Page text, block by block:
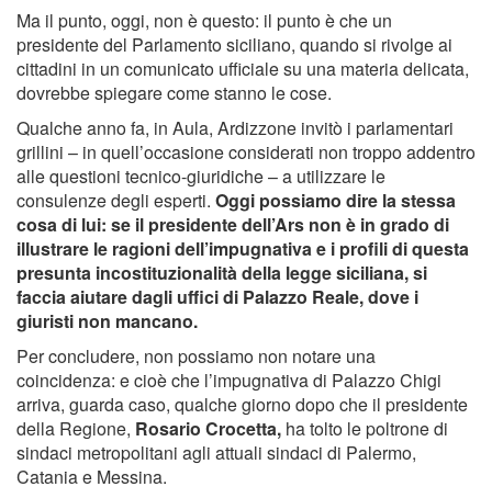
Ma il punto, oggi, non è questo: il punto è che un
presidente del Parlamento siciliano, quando si rivolge ai
cittadini in un comunicato ufficiale su una materia delicata,
dovrebbe spiegare come stanno le cose.
Qualche anno fa, in Aula, Ardizzone invitò i parlamentari
grillini – in quell’occasione considerati non troppo addentro
alle questioni tecnico-giuridiche – a utilizzare le
consulenze degli esperti. Oggi possiamo dire la stessa
cosa di lui: se il presidente dell’Ars non è in grado di
illustrare le ragioni dell’impugnativa e i profili di questa
presunta incostituzionalità della legge siciliana, si
faccia aiutare dagli uffici di Palazzo Reale, dove i
giuristi non mancano.
Per concludere, non possiamo non notare una
coincidenza: e cioè che l’impugnativa di Palazzo Chigi
arriva, guarda caso, qualche giorno dopo che il presidente
della Regione, Rosario Crocetta, ha tolto le poltrone di
sindaci metropolitani agli attuali sindaci di Palermo,
Catania e Messina.